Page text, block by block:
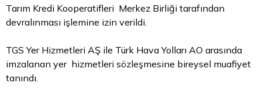
Tarım Kredi Kooperatifleri Merkez Birliği tarafından
devralınması işlemine izin verildi.
TGS Yer Hizmetleri AŞ ile Türk Hava Yolları AO arasında
imzalanan yer hizmetleri sözleşmesine bireysel muafiyet
tanındı.